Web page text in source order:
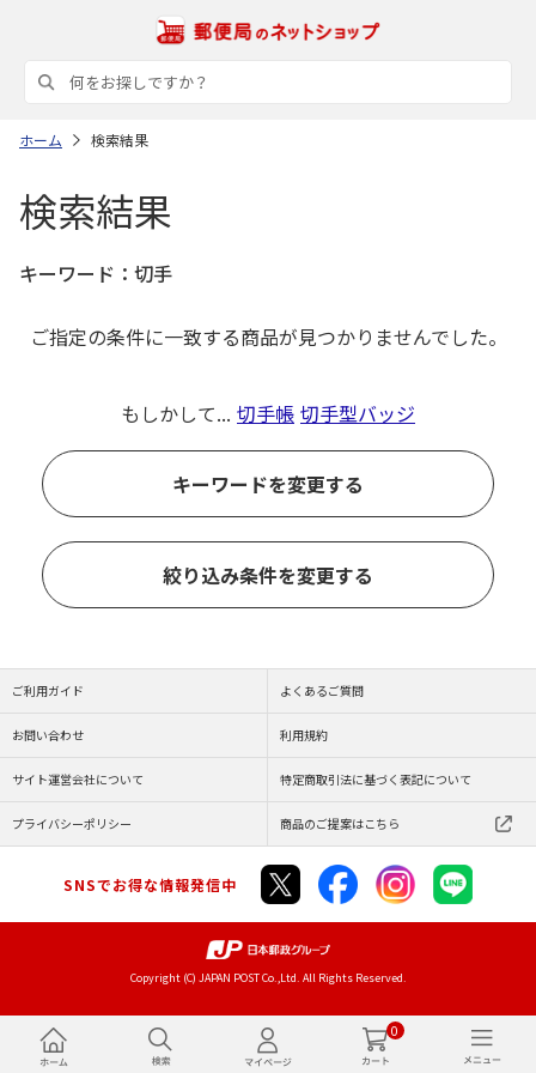
0
ホーム 検索結果
検索結果
キーワード： 切手
ご指定の条件に一致する商品が見つかりませんでした。
もしかして... 切手帳 切手型バッジ
キーワードを変更する
絞り込み条件を変更する
ご利用ガイド よくあるご質問
お問い合わせ 利用規約
サイト運営会社について 特定商取引法に基づく表記について
プライバシーポリシー 商品のご提案はこちら
SNSでお得な情報発信中
Copyright (C) JAPAN POST Co.,Ltd. All Rights Reserved.